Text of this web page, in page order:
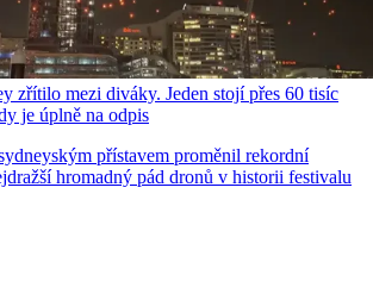
zřítilo mezi diváky. Jeden stojí přes 60 tisíc
je úplně na odpis
přístavem proměnil rekordní
hromadný pád dronů v historii festivalu